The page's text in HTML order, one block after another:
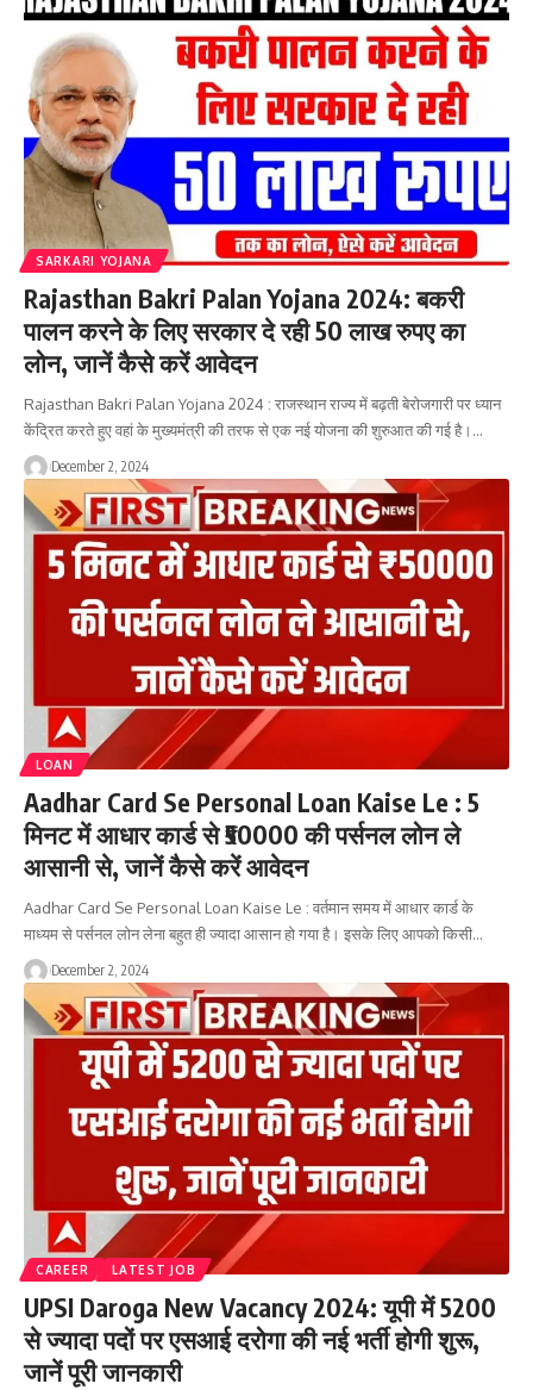
SARKARI YOJANA
Rajasthan Bakri Palan Yojana 2024: बकरी
पालन करने के लिए सरकार दे रही 50 लाख रुपए का
लोन, जानें कैसे करें आवेदन
Rajasthan Bakri Palan Yojana 2024 : राजस्थान राज्य में बढ़ती बेरोजगारी पर ध्यान
केंद्रित करते हुए वहां के मुख्यमंत्री की तरफ से एक नई योजना की शुरुआत की गई है।…
December 2, 2024
LOAN
Aadhar Card Se Personal Loan Kaise Le : 5
मिनट में आधार कार्ड से ₹50000 की पर्सनल लोन ले
आसानी से, जानें कैसे करें आवेदन
Aadhar Card Se Personal Loan Kaise Le : वर्तमान समय में आधार कार्ड के
माध्यम से पर्सनल लोन लेना बहुत ही ज्यादा आसान हो गया है। इसके लिए आपको किसी…
December 2, 2024
CAREER LATEST JOB
UPSI Daroga New Vacancy 2024: यूपी में 5200
से ज्यादा पदों पर एसआई दरोगा की नई भर्ती होगी शुरू,
जानें पूरी जानकारी